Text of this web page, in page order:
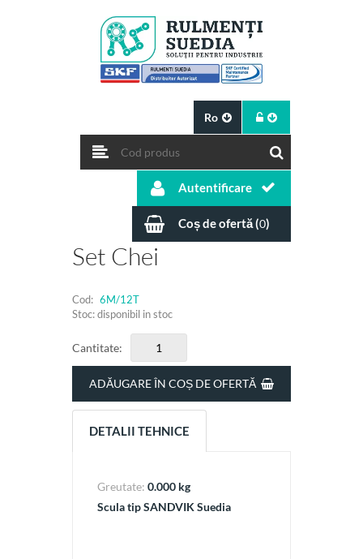
Ro
Autentificare
Coș de ofertă (0)
Set Chei
Cod: 6M/12T
Stoc: disponibil in stoc
Cantitate:
DETALII TEHNICE
Greutate: 0.000 kg
Scula tip SANDVIK Suedia